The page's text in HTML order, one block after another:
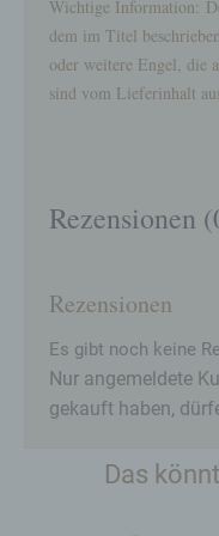
Wichtige Information:
dem im Titel
oder weitere Engel, die
sind vom Lieferinhalt
Rezensionen
Rezensionen
Es gibt noch keine
Nur angemeldete
gekauft haben,
Das
c) Verarbeitung
Verarbeitung ist
automatisierter
oder jede solche
Verwendung, die
Vernichtung.
d)
Einschränkung der
gespeicherter
e) Profiling